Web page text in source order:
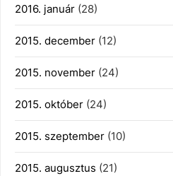
2016. január (28)
2015. december (12)
2015. november (24)
2015. október (24)
2015. szeptember (10)
2015. augusztus (21)